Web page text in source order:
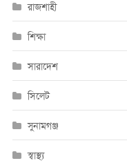
রাজশাহী
শিক্ষা
সারাদেশ
সিলেট
সুনামগঞ্জ
স্বাস্থ্য